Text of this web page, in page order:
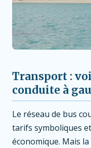
Transport :
conduite à
Le réseau de bus
tarifs symboliques
économique. Mais